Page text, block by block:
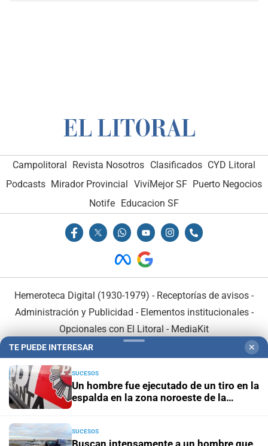
Campolitoral Revista Nosotros Clasificados CYD Litoral
Podcasts Mirador Provincial VivíMejor SF Puerto Negocios
Notife
Educacion SF
Hemeroteca Digital (1930-1979) - Receptorías de avisos -
Administración y Publicidad - Elementos institucionales-
Opcionales con El Litoral - MediaKit
En Asociación con:
TE PUEDE INTERESAR ✕
SUCESOS
Un hombre fue ejecutado de un tiro en la
espalda en la zona noroeste de la
SUCESOS
Buscan intensamente a un hombre que